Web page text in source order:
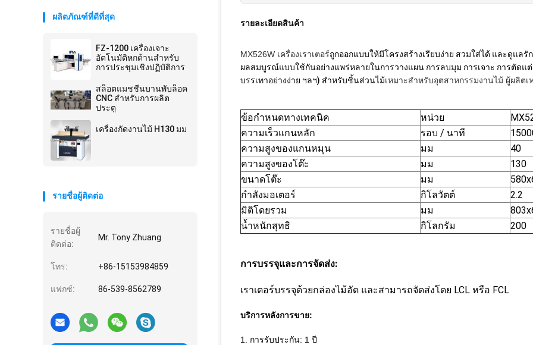
ผลิตภัณฑ์ที่ดีที่สุด
FZ-1200 เครื่องเจาะ
อัตโนมัติหกด้านสำหรับ
การประชุมเชิงปฏิบัติการ
สล็อตแมชชีนบานพับล็อค
CNC สำหรับการผลิต
ประตู
เครื่องกัดงานไม้ H130 มม
รายชื่อผู้ติดต่อ
รายชื่อผู้
ติดต่อ:
Mr. Tony Zhuang
โทร: +86-15153984859
แฟกซ์: 86-539-8562789
รายละเอียดสินค้า
MX526W เครื่องเราเตอร์ถูกออกแบบให้มีโครงสร้างเรียบง่าย สวมใส่ได้ และดูแล
ผลสมบูรณ์แบบใช้กันอย่างแพร่หลายในการวางแผน การลบมุม การเจาะ การตัดแ
บรรเทาอย่างง่าย ฯลฯ) สำหรับชิ้นส่วนไม้เหมาะสำหรับอุตสาหกรรมงานไม้ ผู้ผลิต
ข้อกำหนดทางเทคนิค หน่วย
ความเร็วแกนหลัก
รอบ / นาที
ความสูงของแกนหมุน
มม
40
ความสูงของโต๊ะ
มม
130
ขนาดโต๊ะ
มม
กำลังมอเตอร์
กิโลวัตต์
2.2
มิติโดยรวม
มม
น้ำหนักสุทธิ
กิโลกรัม 200
การบรรจุและการจัดส่ง:
เราเตอร์บรรจุด้วยกล่องไม้อัด และสามารถจัดส่งโดย LCL หรือ FCL
บริการหลังการขาย:
1. การรับประกัน: 1 ปี